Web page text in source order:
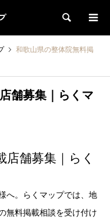
検索
和歌山県の整体院無料掲
舗募集｜らくマ
店舗募集｜らく
へ。らくマップでは、地
無料掲載相談を受け付け